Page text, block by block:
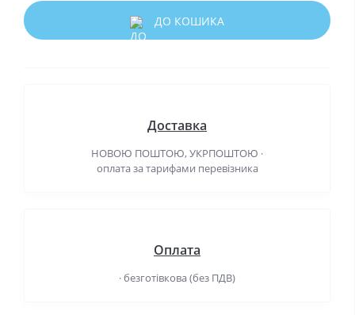
ДО КОШИКА
Доставка
НОВОЮ ПОШТОЮ, УКРПОШТОЮ ·
оплата за тарифами перевізника
Оплата
· безготівкова (без ПДВ)